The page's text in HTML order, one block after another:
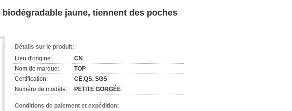
jaune, tiennent des poches
Détails sur le produit:
Lieu d'origine:
CN
Nom de marque:
TOP
Certification:
CE,QS, SGS
Numéro de modèle:
PETITE GORGÉE
Conditions de paiement et expédition: